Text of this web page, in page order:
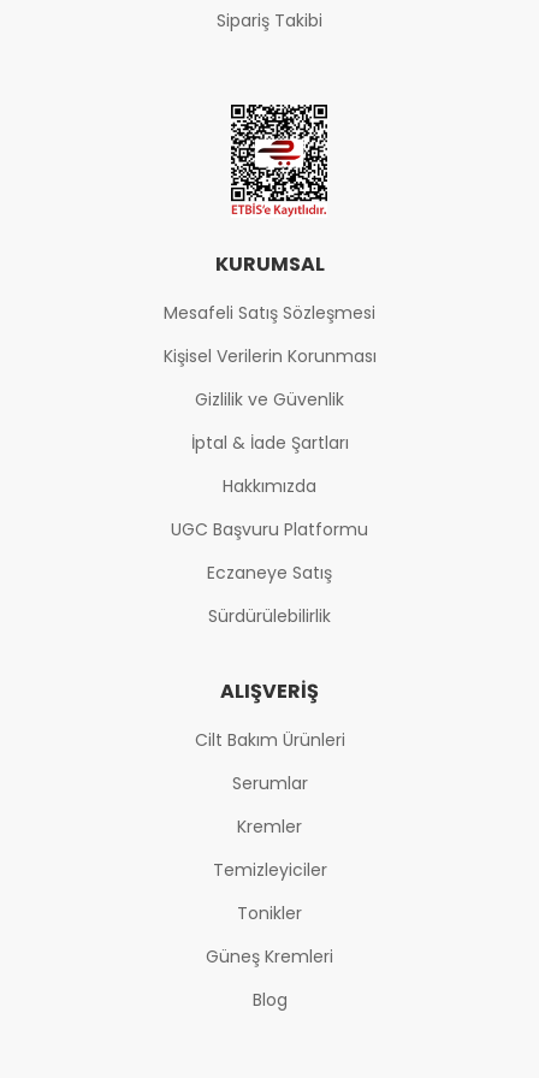
Sipariş Takibi
KURUMSAL
Mesafeli Satış Sözleşmesi
Kişisel Verilerin Korunması
Gizlilik ve Güvenlik
İptal & İade Şartları
Hakkımızda
UGC Başvuru Platformu
Eczaneye Satış
Sürdürülebilirlik
ALIŞVERIŞ
Cilt Bakım Ürünleri
Serumlar
Kremler
Temizleyiciler
Tonikler
Güneş Kremleri
Blog